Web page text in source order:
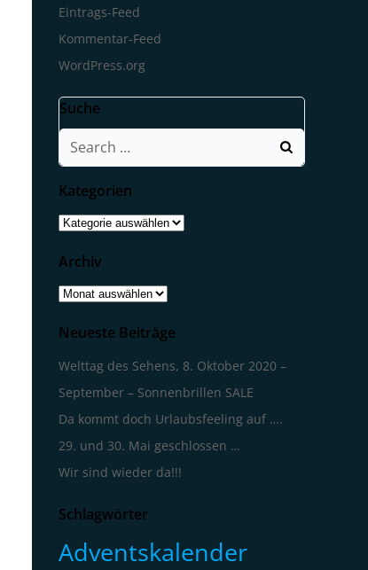
Eintrags-Feed
Kommentar-Feed
WordPress.org
Suche
Search
for:
Kategorien
Kategorien
Archiv
Archiv
Neueste Beiträge
Welttag des Sehens, 8. Oktober 2020 –
September – Sonnenbrillen SALE
Da kommt doch Urlaubsfeeling auf ….
29. und 30. Mai geschlossen …
Wir sind wieder da!!!
Schlagwörter
Adventskalender